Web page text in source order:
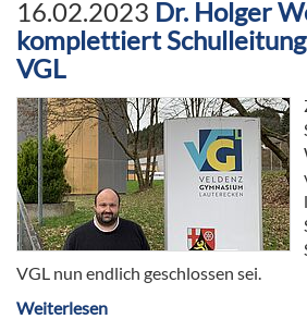
16.02.2023 Dr. Holger
komplettiert
VGL
VGL nun endlich geschlossen sei.
Weiterlesen